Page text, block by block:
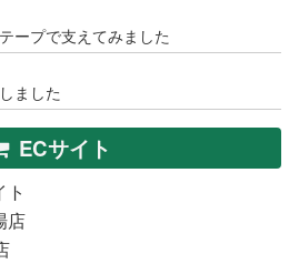
ープで支えてみました
ました
ECサイト
店